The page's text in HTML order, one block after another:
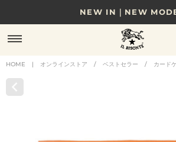
NEW IN｜NEW
8/17(月)10時まで｜税込11,000円
贈る相手やシーンから選べる、新し
HOME | オンラインストア / ベストセラー / カード